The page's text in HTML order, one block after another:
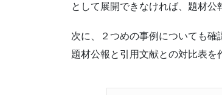
として展開できなければ、題材公
次に、２つめの事例についても確
題材公報と引用文献との対比表を